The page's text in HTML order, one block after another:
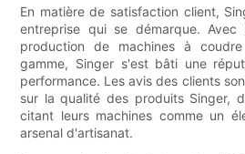
En matière de satisfaction client,
entreprise qui se démarque.
production de machines à
gamme, Singer s'est bâti une
performance. Les avis des clients
sur la qualité des produits Singer,
citant leurs machines comme un
arsenal d'artisanat.